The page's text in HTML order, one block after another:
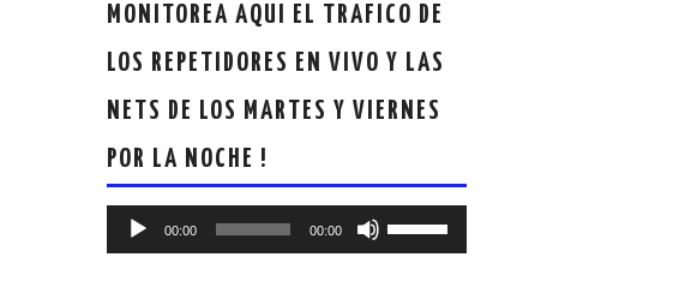
MONITOREA AQUI EL TRAFICO DE
LOS REPETIDORES EN VIVO Y LAS
NETS DE LOS MARTES Y VIERNES
POR LA NOCHE !
Reproductor
de
00:00 00:00
las